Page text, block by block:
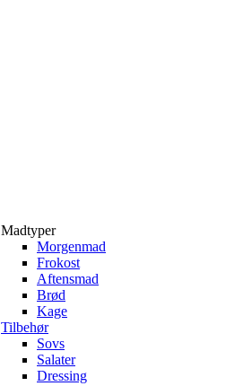
Madtyper
Morgenmad
Frokost
Aftensmad
Brød
Kage
Tilbehør
Sovs
Salater
Dressing